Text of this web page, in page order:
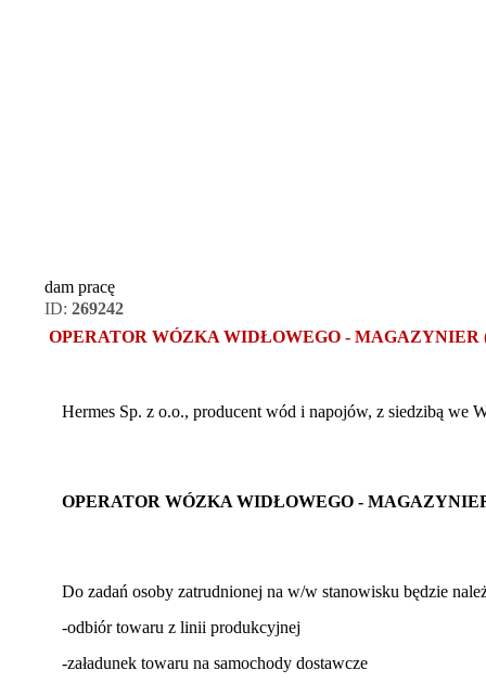
dam pracę
ID: 269242
OPERATOR WÓZKA WIDŁOWEGO - MAGAZYNIER
Hermes Sp. z o.o., producent wód i napojów, z siedzibą we
OPERATOR WÓZKA WIDŁOWEGO -
Do zadań osoby zatrudnionej na w/w stanowisku będzie
-odbiór towaru z linii produkcyjnej
-załadunek towaru na samochody dostawcze